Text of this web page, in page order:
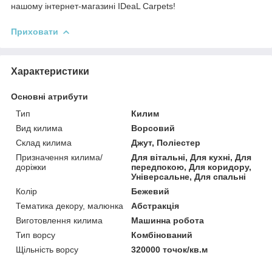
нашому інтернет-магазині IDeaL Carpets!
Приховати
Характеристики
Основні атрибути
Тип
Килим
Вид килима
Ворсовий
Склад килима
Джут, Поліестер
Призначення килима/
доріжки
Для вітальні, Для кухні, Для
передпокою, Для коридору,
Універсальне, Для спальні
Колір
Бежевий
Тематика декору, малюнка
Абстракція
Виготовлення килима
Машинна робота
Тип ворсу
Комбінований
Щільність ворсу
320000 точок/кв.м